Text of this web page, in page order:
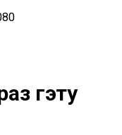
гэту